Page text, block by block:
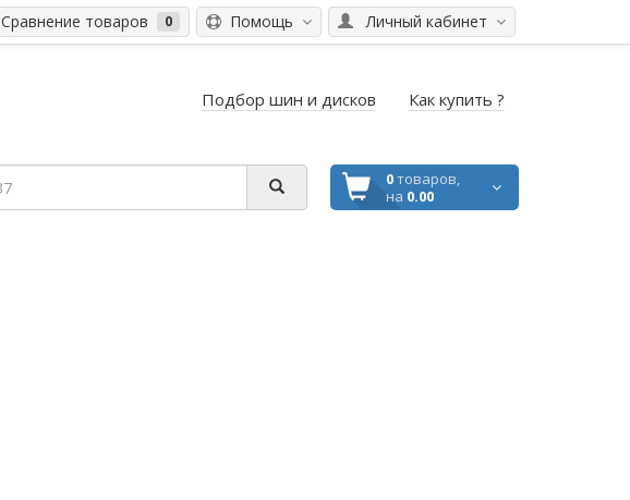
Личный кабинет
Помощь
Сравнение товаров 0
Подбор шин и дисков Как купить ?
0товаров,
на 0.00